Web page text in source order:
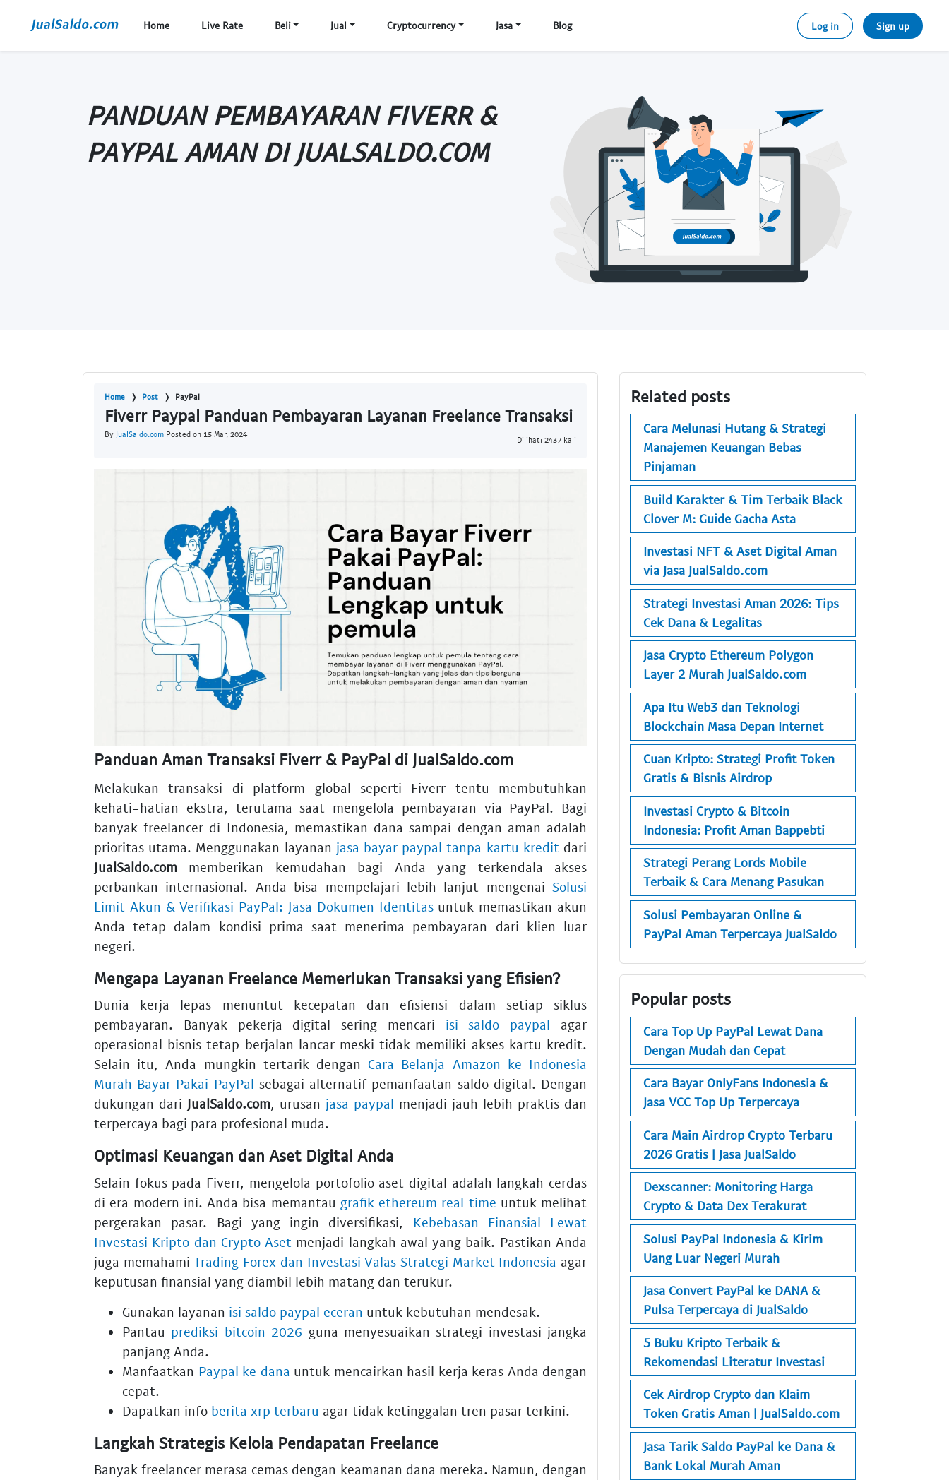
Home Live Rate Beli Jual Cryptocurrency Jasa Blog Log in Sign up
PANDUAN PEMBAYARAN FIVERR &
PAYPAL AMAN DI JUALSALDO.COM
Home Post PayPal
Fiverr Paypal Panduan Pembayaran Layanan Freelance Transaksi
By JualSaldo.com Posted on 15 Mar, 2024
Dilihat: 2437 kali
Panduan Aman Transaksi Fiverr & PayPal di JualSaldo.com
Melakukan transaksi di platform global seperti Fiverr tentu membutuhkan
kehati-hatian ekstra, terutama saat mengelola pembayaran via PayPal. Bagi
banyak freelancer di Indonesia, memastikan dana sampai dengan aman adalah
prioritas utama. Menggunakan layanan jasa bayar paypal tanpa kartu kredit dari
JualSaldo.com memberikan kemudahan bagi Anda yang terkendala akses
perbankan internasional. Anda bisa mempelajari lebih lanjut mengenai Solusi
Limit Akun & Verifikasi PayPal: Jasa Dokumen Identitasuntuk memastikan akun
Anda tetap dalam kondisi prima saat menerima pembayaran dari klien luar
negeri.
Mengapa Layanan Freelance Memerlukan Transaksi yang Efisien?
Dunia kerja lepas menuntut kecepatan dan efisiensi dalam setiap siklus
pembayaran. Banyak pekerja digital sering mencari isi saldo paypal agar
operasional bisnis tetap berjalan lancar meski tidak memiliki akses kartu kredit.
Selain itu, Anda mungkin tertarik dengan Cara Belanja Amazon ke Indonesia
Murah Bayar Pakai PayPal sebagai alternatif pemanfaatan saldo digital. Dengan
dukungan dari JualSaldo.com, urusan jasa paypal menjadi jauh lebih praktis dan
terpercaya bagi para profesional muda.
Optimasi Keuangan dan Aset Digital Anda
Selain fokus pada Fiverr, mengelola portofolio aset digital adalah langkah cerdas
di era modern ini. Anda bisa memantau grafik ethereum real time untuk melihat
pergerakan pasar. Bagi yang ingin diversifikasi, Kebebasan Finansial Lewat
Investasi Kripto dan Crypto Aset menjadi langkah awal yang baik. Pastikan Anda
juga memahamiTrading Forex dan Investasi Valas Strategi Market Indonesia agar
keputusan finansial yang diambil lebih matang dan terukur.
Gunakan layanan isi saldo paypal eceran untuk kebutuhan mendesak.
Pantau prediksi bitcoin 2026 guna menyesuaikan strategi investasi jangka
panjang Anda.
Manfaatkan Paypal ke dana untuk mencairkan hasil kerja keras Anda dengan
cepat.
Dapatkan info berita xrp terbaru agar tidak ketinggalan tren pasar terkini.
Langkah Strategis Kelola Pendapatan Freelance
Banyak freelancer merasa cemas dengan keamanan dana mereka. Namun, dengan
Related posts
Cara Melunasi Hutang & Strategi
Manajemen Keuangan Bebas
Pinjaman
Build Karakter & Tim Terbaik Black
Clover M: Guide Gacha Asta
Investasi NFT & Aset Digital Aman
via Jasa JualSaldo.com
Strategi Investasi Aman 2026: Tips
Cek Dana & Legalitas
Jasa Crypto Ethereum Polygon
Layer 2 Murah JualSaldo.com
Apa Itu Web3 dan Teknologi
Blockchain Masa Depan Internet
Cuan Kripto: Strategi Profit Token
Gratis & Bisnis Airdrop
Investasi Crypto & Bitcoin
Indonesia: Profit Aman Bappebti
Strategi Perang Lords Mobile
Terbaik & Cara Menang Pasukan
Solusi Pembayaran Online &
PayPal Aman Terpercaya JualSaldo
Popular posts
Cara Top Up PayPal Lewat Dana
Dengan Mudah dan Cepat
Cara Bayar OnlyFans Indonesia &
Jasa VCC Top Up Terpercaya
Cara Main Airdrop Crypto Terbaru
2026 Gratis | Jasa JualSaldo
Dexscanner: Monitoring Harga
Crypto & Data Dex Terakurat
Solusi PayPal Indonesia & Kirim
Uang Luar Negeri Murah
Jasa Convert PayPal ke DANA &
Pulsa Terpercaya di JualSaldo
5 Buku Kripto Terbaik &
Rekomendasi Literatur Investasi
Cek Airdrop Crypto dan Klaim
Token Gratis Aman | JualSaldo.com
Jasa Tarik Saldo PayPal ke Dana &
Bank Lokal Murah Aman